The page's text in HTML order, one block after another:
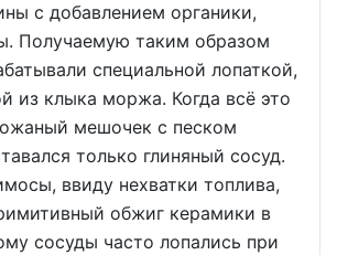
с добавлением органики,
Получаемую таким образом
специальной лопаткой,
из клыка моржа. Когда всё это
мешочек с песком
только глиняный сосуд.
ввиду нехватки топлива,
обжиг керамики в
сосуды часто лопались при